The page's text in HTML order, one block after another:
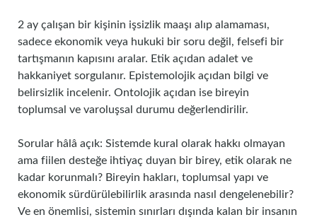
2 ay çalışan bir kişinin işsizlik maaşı alıp alamaması,
sadece ekonomik veya hukuki bir soru değil, felsefi bir
tartışmanın kapısını aralar. Etik açıdan adalet ve
hakkaniyet sorgulanır. Epistemolojik açıdan bilgi ve
belirsizlik incelenir. Ontolojik açıdan ise bireyin
toplumsal ve varoluşsal durumu değerlendirilir.
Sorular hâlâ açık: Sistemde kural olarak hakkı olmayan
ama fiilen desteğe ihtiyaç duyan bir birey, etik olarak ne
kadar korunmalı? Bireyin hakları, toplumsal yapı ve
ekonomik sürdürülebilirlik arasında nasıl dengelenebilir?
Ve en önemlisi, sistemin sınırları dışında kalan bir insanın